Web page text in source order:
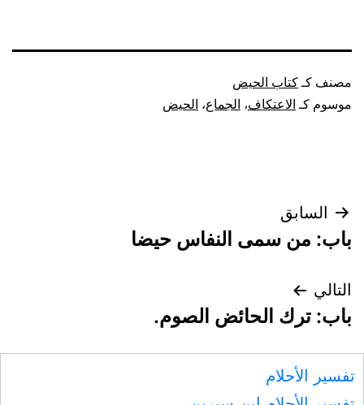
مصنف كـ كتاب الحيض
موسوم كـ الاعتكاف، الجماع، الحيض
تصفّح
المقالات
السابق
باب: من سمى النفاس حيضا
التالي
باب: ترك الحائض الصوم.
تفسير الأحلام